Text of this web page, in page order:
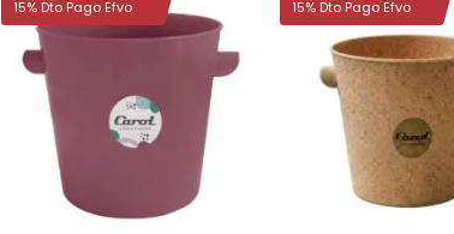
Añadir
a la
lista de
deseos
15% Dto Pago Efvo 15% Dto Pago Efvo